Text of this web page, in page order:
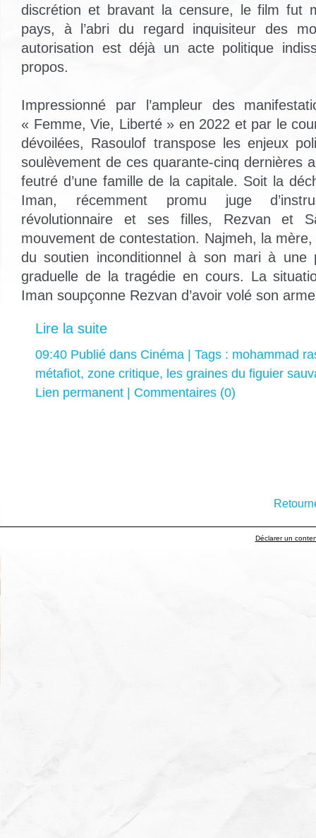
discrétion et bravant la censure, le film fut
pays, à l’abri du regard inquisiteur des
autorisation est déjà un acte politique
propos.
Impressionné par l’ampleur des
« Femme, Vie, Liberté » en 2022 et par le
dévoilées, Rasoulof transpose les enjeux
soulèvement de ces quarante-cinq dernières
feutré d’une famille de la capitale. Soit la
Iman, récemment promu juge
révolutionnaire et ses filles, Rezvan et
mouvement de contestation. Najmeh, la
du soutien inconditionnel à son mari à une
graduelle de la tragédie en cours. La
Iman soupçonne Rezvan d’avoir volé son
Lire la suite
09:40 Publié dans Cinéma | Tags : mohammad
métafiot, zone critique, les graines du figuier
Lien permanent | Commentaires (0)
Déclarer un